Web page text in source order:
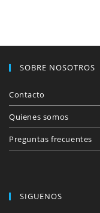
SOBRE NOSOTROS
Contacto
Quienes somos
Preguntas frecuentes
SIGUENOS